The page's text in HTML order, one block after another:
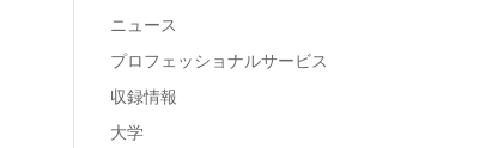
ニュース
プロフェッショナルサービス
収録情報
大学